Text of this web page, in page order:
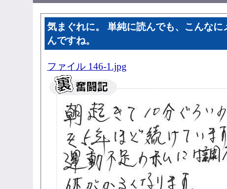
気まぐれに。 単純に読んでも、こんな
んですね。
ファイル 146-1.jpg